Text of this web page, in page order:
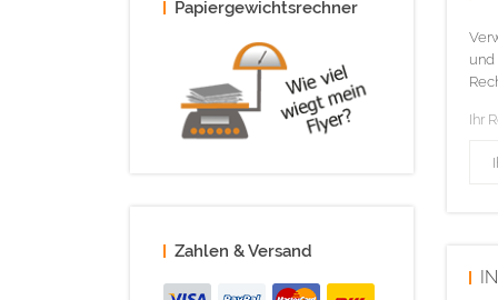
Papiergewichtsrechner
Zahlen & Versand
und
Ihr